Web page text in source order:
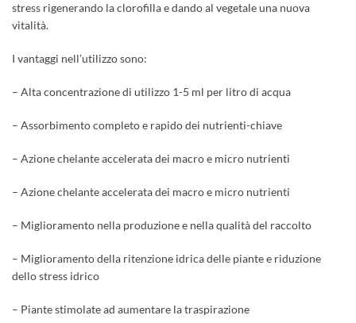
stress rigenerando la clorofilla e dando al vegetale una nuova
vitalità.
I vantaggi nell’utilizzo sono:
– Alta concentrazione di utilizzo 1-5 ml per litro di acqua
– Assorbimento completo e rapido dei nutrienti-chiave
– Azione chelante accelerata dei macro e micro nutrienti
– Azione chelante accelerata dei macro e micro nutrienti
– Miglioramento nella produzione e nella qualità del raccolto
– Miglioramento della ritenzione idrica delle piante e riduzione
dello stress idrico
– Piante stimolate ad aumentare la traspirazione